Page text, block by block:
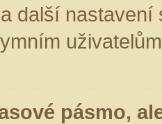
další
pásmo,